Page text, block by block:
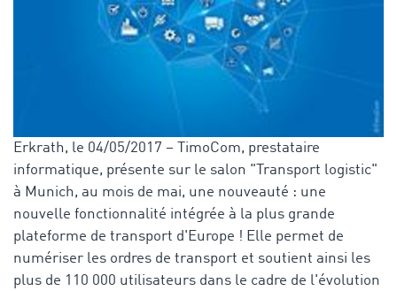
Erkrath, le 04/05/2017 – TimoCom, prestataire
informatique, présente sur le salon "Transport logistic"
à Munich, au mois de mai, une nouveauté : une
nouvelle fonctionnalité intégrée à la plus grande
plateforme de transport d'Europe ! Elle permet de
numériser les ordres de transport et soutient ainsi les
plus de 110 000 utilisateurs dans le cadre de l'évolution